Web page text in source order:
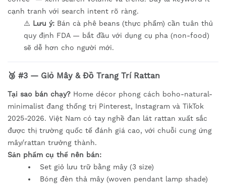
cạnh tranh với search intent rõ ràng.
⚠️ Lưu ý: Bán cà phê beans (thực phẩm) cần tuân thủ
quy định FDA — bắt đầu với dụng cụ pha (non-food)
sẽ dễ hơn cho người mới.
🥉 #3 — Giỏ Mây & Đồ Trang Trí Rattan
Tại sao bán chạy? Home décor phong cách boho-natural-
minimalist đang thống trị Pinterest, Instagram và TikTok
2025-2026. Việt Nam có tay nghề đan lát rattan xuất sắc
được thị trường quốc tế đánh giá cao, với chuỗi cung ứng
mây/rattan trưởng thành.
Sản phẩm cụ thể nên bán:
Set giỏ lưu trữ bằng mây (3 size)
Bóng đèn thả mây (woven pendant lamp shade)